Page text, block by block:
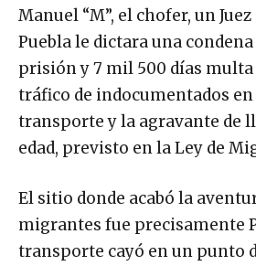
Manuel “M”, el chofer, un
Puebla le dictara una condena
prisión y 7 mil 500 días
tráfico de indocumentados
transporte y la agravante de
edad, previsto en la Ley de
El sitio donde acabó la
migrantes fue precisamente
transporte cayó en un punto